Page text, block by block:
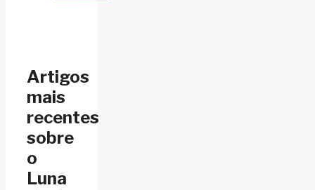
Artigos
mais
recentes
sobre
o
Luna